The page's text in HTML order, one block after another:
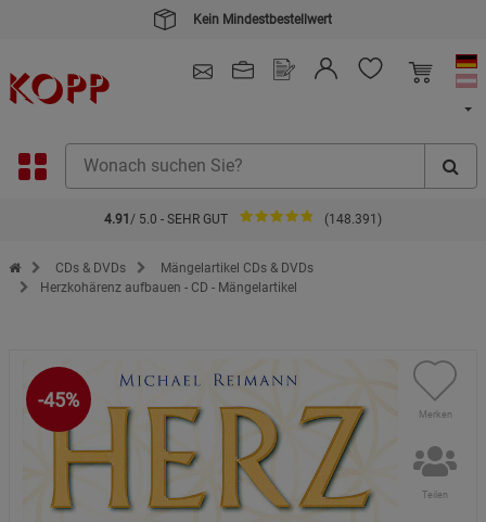
Kein Mindestbestellwert
4.91 / 5.0 - SEHR GUT (148.391)
Zur Startseite des Kopp Verlag Online-Shop
CDs & DVDs
Mängelartikel CDs & DVDs
Herzkohärenz aufbauen - CD - Mängelartikel
-45%
Merken
Teilen